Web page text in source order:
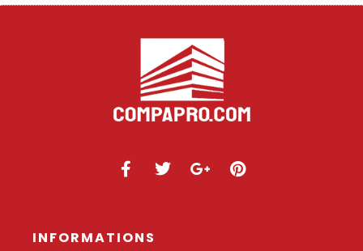
INFORMATIONS